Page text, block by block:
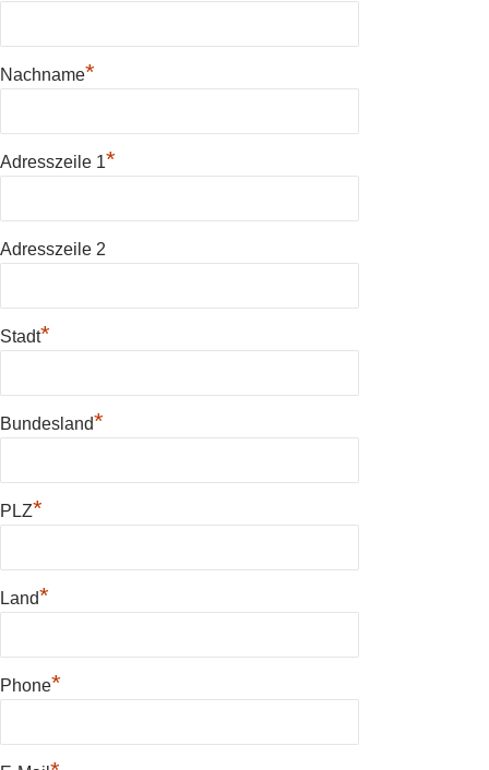
Nachname*
Adresszeile 1*
Adresszeile 2
Stadt*
Bundesland*
PLZ*
Land*
Phone*